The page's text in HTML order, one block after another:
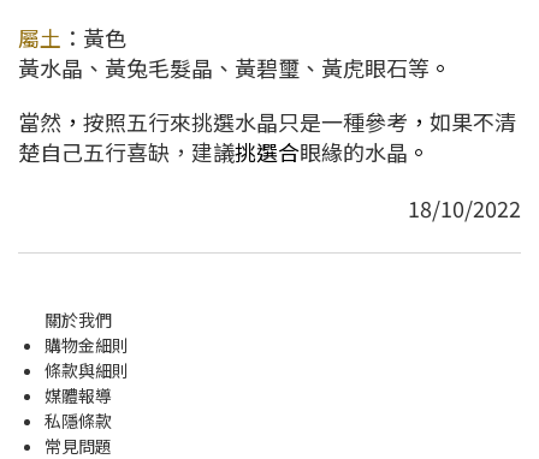
屬土 ：黃色
黃水晶、黃兔毛髮晶、黃碧璽、黃虎眼石等 。
當然 ， 按照五行來挑選水晶只是一種參考 ， 如果不清
楚自己五行喜缺，建議挑選合眼緣的水晶 。
18/10/2022
關於我們
購物金細則
條款與細則
媒體報導
私隱條款
常見問題